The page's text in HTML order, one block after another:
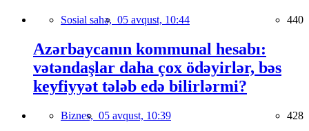
Sosial sahə, 05 avqust, 10:44 440
Azərbaycanın kommunal hesabı:
vətəndaşlar daha çox ödəyirlər, bəs
keyfiyyət tələb edə bilirlərmi?
Biznes, 05 avqust, 10:39 428